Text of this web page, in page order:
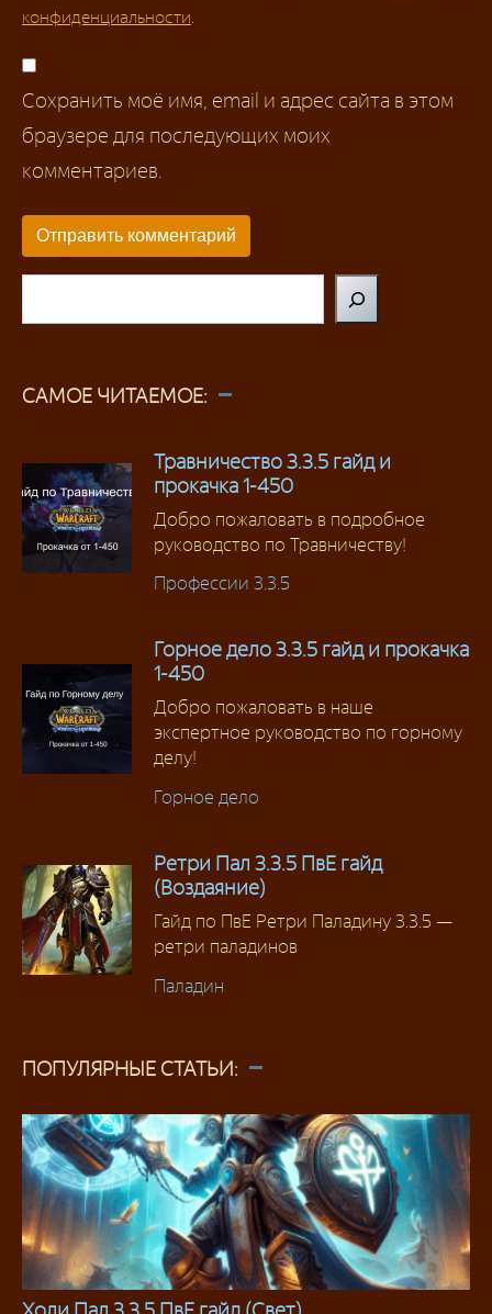
конфиденциальности.
Сохранить моё имя, email и адрес сайта в этом
браузере для последующих моих
комментариев.
САМОЕ ЧИТАЕМОЕ:
Травничество 3.3.5 гайд и
прокачка 1-450
Добро пожаловать в подробное
руководство по Травничеству!
Профессии 3.3.5
Горное дело 3.3.5 гайд и прокачка
1-450
Добро пожаловать в наше
экспертное руководство по горному
делу!
Горное дело
Ретри Пал 3.3.5 ПвЕ гайд
(Воздаяние)
Гайд по ПвЕ Ретри Паладину 3.3.5 —
ретри паладинов
Паладин
ПОПУЛЯРНЫЕ СТАТЬИ: